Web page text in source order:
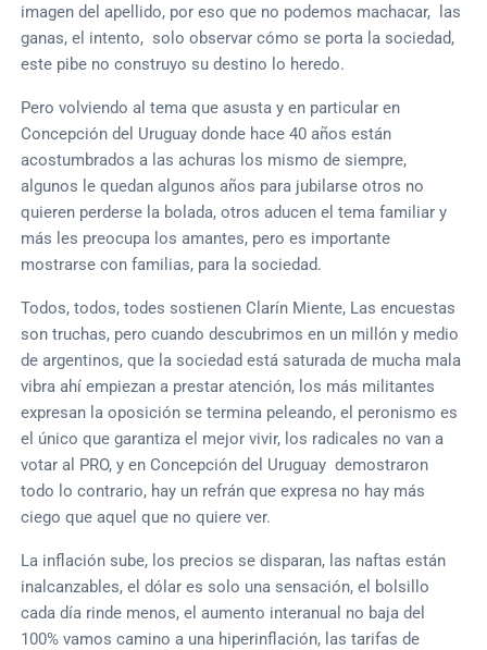
imagen del apellido, por eso que no podemos machacar, las
ganas, el intento, solo observar cómo se porta la sociedad,
este pibe no construyo su destino lo heredo.
Pero volviendo al tema que asusta y en particular en
Concepción del Uruguay donde hace 40 años están
acostumbrados a las achuras los mismo de siempre,
algunos le quedan algunos años para jubilarse otros no
quieren perderse la bolada, otros aducen el tema familiar y
más les preocupa los amantes, pero es importante
mostrarse con familias, para la sociedad.
Todos, todos, todes sostienen Clarín Miente, Las encuestas
son truchas, pero cuando descubrimos en un millón y medio
de argentinos, que la sociedad está saturada de mucha mala
vibra ahí empiezan a prestar atención, los más militantes
expresan la oposición se termina peleando, el peronismo es
el único que garantiza el mejor vivir, los radicales no van a
votar al PRO, y en Concepción del Uruguay demostraron
todo lo contrario, hay un refrán que expresa no hay más
ciego que aquel que no quiere ver.
La inflación sube, los precios se disparan, las naftas están
inalcanzables, el dólar es solo una sensación, el bolsillo
cada día rinde menos, el aumento interanual no baja del
100% vamos camino a una hiperinflación, las tarifas de